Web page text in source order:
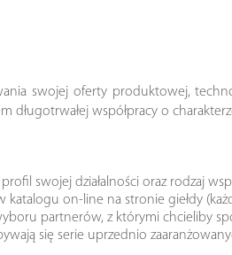
swojej oferty produktowej,
długotrwałej współpracy o
swojej działalności oraz rodzaj
katalogu on-line na stronie giełdy
partnerów, z którymi chcieliby
się serie uprzednio